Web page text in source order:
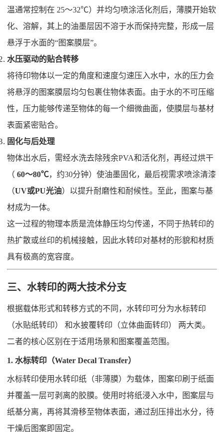
温通常控制在 25～32℃）并均匀喷涂活化剂后，薄膜开始软
化、溶解，其上的油墨层因不溶于水而保持完整，形成一层
悬浮于水面的“图案膜层”。
水压驱动的贴合转移
将待印物体以一定的角度和速度匀速压入水中，水的压力会
将悬浮的图案膜层均匀包裹住物体表面。由于水的不可压缩
性，压力能够传递至物体的每一个细微曲面，使膜层与基材
表面紧密贴合。
固化与后处理
物体出水后，需经水洗去除残余PVA和活化剂，再经过烘干
（ 60～80℃，约30分钟）使油墨固化，最后视需求喷涂清漆
（UV或PU光油）以提升耐磨性和耐候性。至此，图案与基
材成为一体。
这一过程的物理本质是流体静压均匀传递，不同于热转印的
热扩散或丝印的机械接触，因此水转印对基材的形貌和材质
具有极高的宽容度。
三、水转印的两大技术分支
根据载体形式和转移方式的不同，水转印可分为水标转印
（水贴纸转印） 和水披覆转印（立体曲面转印） 两大类。
二者的核心区别在于适用场景和图案覆盖范围。
1. 水标转印（Water Decal Transfer）
水标转印使用水转印纸（非薄膜）为载体，图案印刷于纸面
并覆盖一层可剥离的胶膜。使用时将纸浸入水中，图案层与
纸基分离，再将其滑移至物体表面，通过刮压排出水分，待
干燥后图案即固定。